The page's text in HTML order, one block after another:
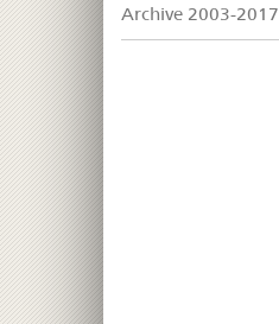
Archive 2003-2017